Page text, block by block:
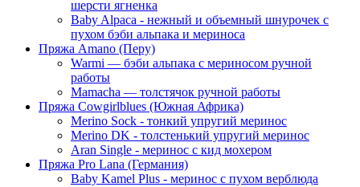
шерсти ягненка
Baby Alpaca - нежный и объемный шнурочек с
пухом бэби альпака и мериноса
Пряжа Amano (Перу)
Warmi — бэби альпака с мериносом ручной
работы
Mamacha — толстячок ручной работы
Пряжа Cowgirlblues (Южная Африка)
Merino Sock - тонкий упругий меринос
Merino DK - толстенький упругий меринос
Aran Single - меринос с кид мохером
Пряжа Pro Lana (Германия)
Baby Kamel Plus - меринос с пухом верблюда